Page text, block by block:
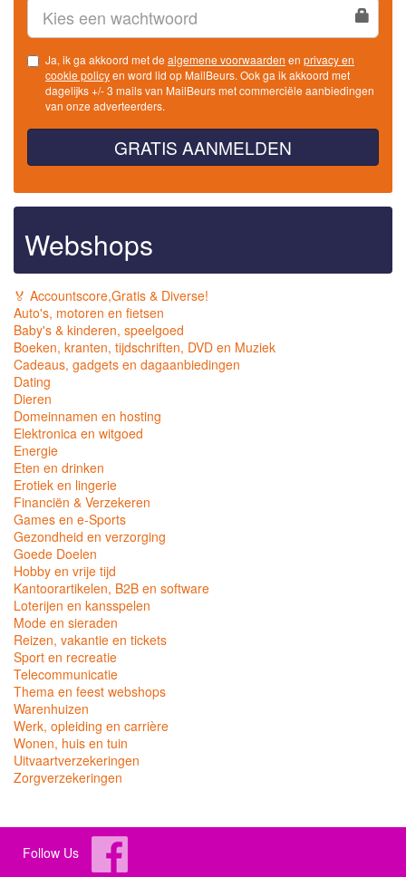
Ja, ik ga akkoord met de algemene voorwaarden en privacy en
cookie policy
dagelijks +/- 3 mails van MailBeurs met commerciële aanbiedingen
van onze adverteerders.
GRATIS AANMELDEN
Webshops
🏅 Accountscore,Gratis & Diverse!
Auto's, motoren en fietsen
Baby's & kinderen, speelgoed
Boeken, kranten, tijdschriften, DVD en Muziek
Cadeaus, gadgets en dagaanbiedingen
Dating
Dieren
Domeinnamen en hosting
Elektronica en witgoed
Energie
Eten en drinken
Erotiek en lingerie
Financiën & Verzekeren
Games en e-Sports
Gezondheid en verzorging
Goede Doelen
Hobby en vrije tijd
Kantoorartikelen, B2B en software
Loterijen en kansspelen
Mode en sieraden
Reizen, vakantie en tickets
Sport en recreatie
Telecommunicatie
Thema en feest webshops
Warenhuizen
Werk, opleiding en carrière
Wonen, huis en tuin
Uitvaartverzekeringen
Zorgverzekeringen
Follow Us